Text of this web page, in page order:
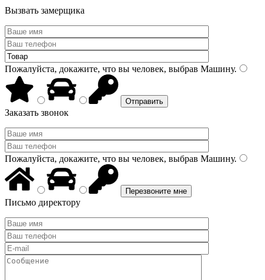
Вызвать замерщика
Пожалуйста, докажите, что вы человек, выбрав Машину.
Заказать звонок
Пожалуйста, докажите, что вы человек, выбрав Машину.
Письмо директору